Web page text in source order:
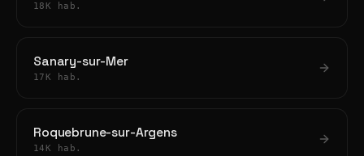
18K hab.
Sanary-sur-Mer
17K hab.
Roquebrune-sur-Argens
14K hab.